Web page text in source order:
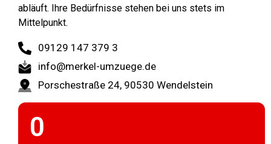
abläuft. Ihre Bedürfnisse stehen bei uns stets im
Mittelpunkt.
09129 147 379 3
info@merkel-umzuege.de
Porschestraße 24, 90530 Wendelstein
0